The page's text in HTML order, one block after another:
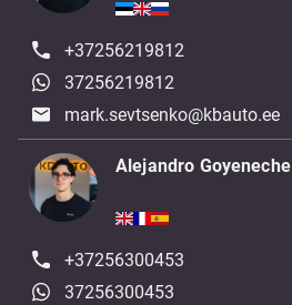
+37256219812
37256219812
mark.sevtsenko@kbauto.ee
Alejandro Goyeneche
+37256300453
37256300453